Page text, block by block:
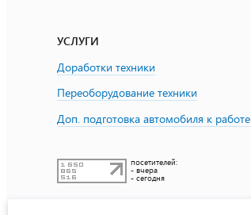
УСЛУГИ
Доработки техники
Переоборудование техники
Доп. подготовка автомобиля к работе
посетителей:
- вчера
- сегодня